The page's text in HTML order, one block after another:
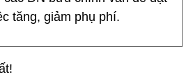
tăng, giảm phụ phí.